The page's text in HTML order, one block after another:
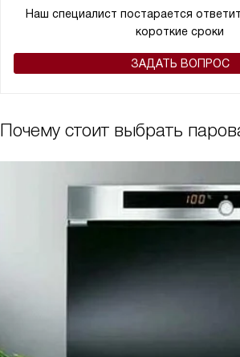
Наш специалист постарается
короткие сроки
ЗАДАТЬ ВОПРОС
Почему стоит выбрать